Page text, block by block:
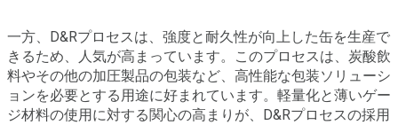
一方、D&Rプロセスは、強度と耐久性が向上した缶を生産で
きるため、人気が高まっています。このプロセスは、炭酸飲
料やその他の加圧製品の包装など、高性能な包装ソリューシ
ョンを必要とする用途に好まれています。軽量化と薄いゲー
ジ材料の使用に対する関心の高まりが、D&Rプロセスの採用